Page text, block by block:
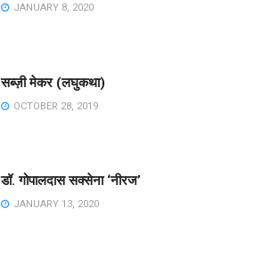
JANUARY 8, 2020
सब्ज़ी मेकर (लघुकथा)
OCTOBER 28, 2019
डॉ. गोपालदास सक्सेना ‘नीरज’
JANUARY 13, 2020